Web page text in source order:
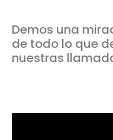
Demos una
de todo lo que
nuestras